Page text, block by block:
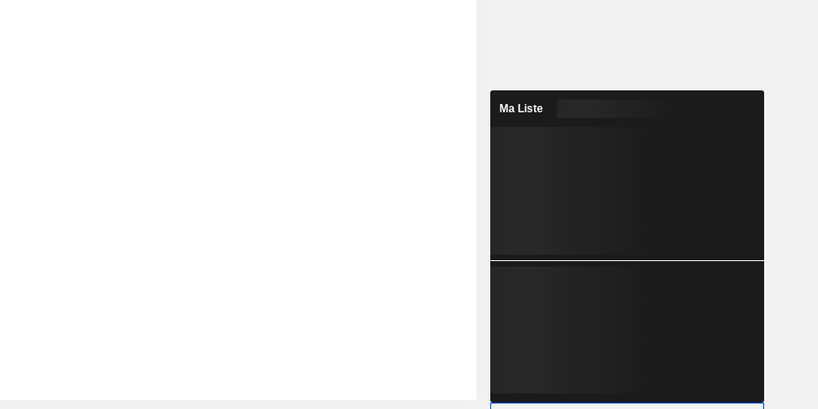
Ma Liste